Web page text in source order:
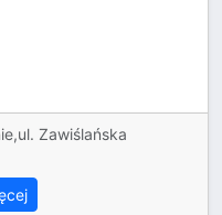
Zawiślańska